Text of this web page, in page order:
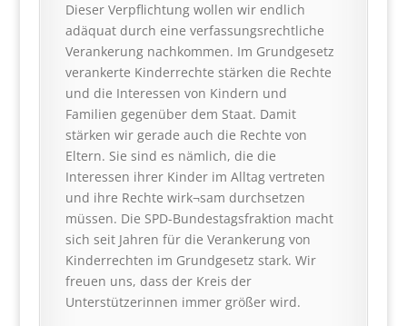
Dieser Verpflichtung wollen wir endlich
adäquat durch eine verfassungsrechtliche
Verankerung nachkommen. Im Grundgesetz
verankerte Kinderrechte stärken die Rechte
und die Interessen von Kindern und
Familien gegenüber dem Staat. Damit
stärken wir gerade auch die Rechte von
Eltern. Sie sind es nämlich, die die
Interessen ihrer Kinder im Alltag vertreten
und ihre Rechte wirk¬sam durchsetzen
müssen. Die SPD-Bundestagsfraktion macht
sich seit Jahren für die Verankerung von
Kinderrechten im Grundgesetz stark. Wir
freuen uns, dass der Kreis der
Unterstützerinnen immer größer wird.